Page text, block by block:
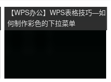
【WPS办公】WPS表格技巧—如
何制作彩色的下拉菜单